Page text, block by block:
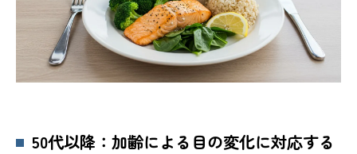
50代以降：加齢による目の変化に対応する